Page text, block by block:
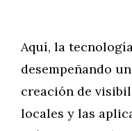
Aquí, la
desempeñando
creación de
locales y las